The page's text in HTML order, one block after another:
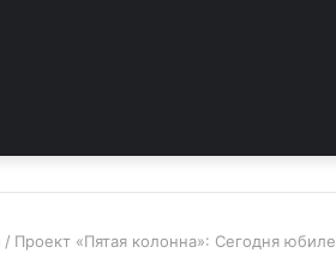
/ Проект «Пятая колонна»: Сегодня